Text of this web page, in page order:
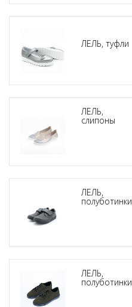
ЛЕЛЬ, туфли
ЛЕЛЬ,
слипоны
ЛЕЛЬ,
полуботинки
ЛЕЛЬ,
полуботинки